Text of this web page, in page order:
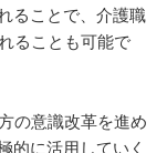
ることで、介護職
ることも可能で
の意識改革を進め
的に活用していく